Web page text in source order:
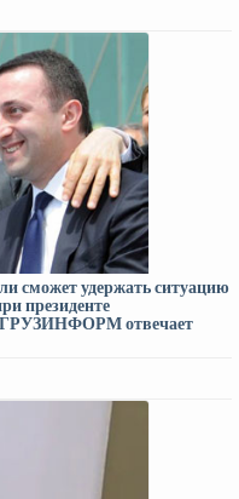
сможет удержать ситуацию
президенте
ГРУЗИНФОРМ отвечает